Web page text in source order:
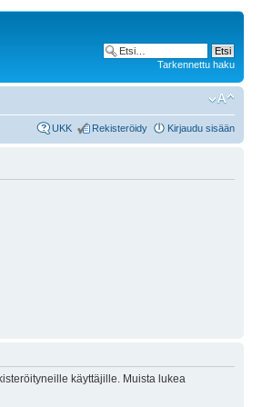
Tarkennettu haku
UKK Rekisteröidy Kirjaudu sisään
käyttäjille. Muista lukea